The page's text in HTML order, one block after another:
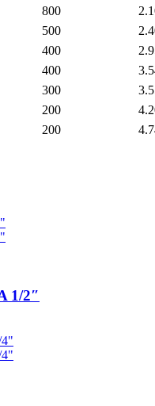
800
500
400
400
300
200
200
1/2″